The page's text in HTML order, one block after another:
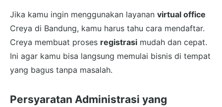
Jika kamu ingin menggunakan layanan virtual office
Creya di Bandung, kamu harus tahu cara mendaftar.
Creya membuat proses registrasi mudah dan cepat.
Ini agar kamu bisa langsung memulai bisnis di tempat
yang bagus tanpa masalah.
Persyaratan Administrasi yang